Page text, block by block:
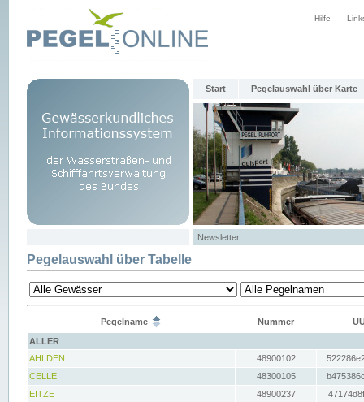
Hilfe
Start Pegelauswahl über Karte
Newsletter
Pegelauswahl über Tabelle
Pegelname Nummer
ALLER
AHLDEN
48900102
CELLE
48300105
EITZE
48900237